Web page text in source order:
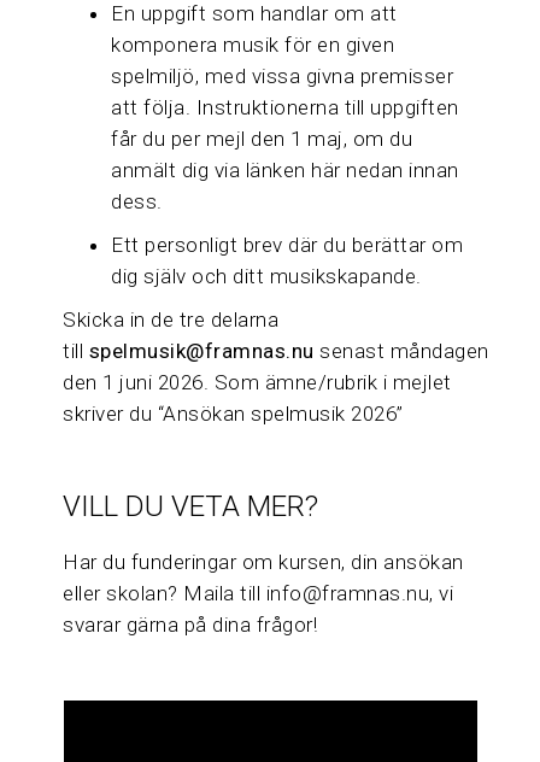
En uppgift som handlar om att
komponera musik för en given
spelmiljö, med vissa givna premisser
att följa. Instruktionerna till uppgiften
får du per mejl den 1 maj, om du
anmält dig via länken här nedan innan
dess.
Ett personligt brev där du berättar om
dig själv och ditt musikskapande.
Skicka in de tre delarna
till spelmusik@framnas.nu senast måndagen
den 1 juni 2026. Som ämne/rubrik i mejlet
skriver du “Ansökan spelmusik 2026”
VILL DU VETA MER?
Har du funderingar om kursen, din ansökan
eller skolan? Maila till info@framnas.nu, vi
svarar gärna på dina frågor!